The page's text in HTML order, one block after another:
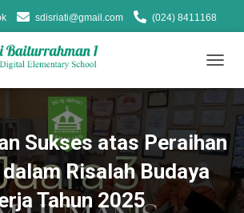
sdisriati@gmail.com (024) 8411168
O
G
L
E
Sukses atas Peraihan
Risalah Budaya
Tahun 2025